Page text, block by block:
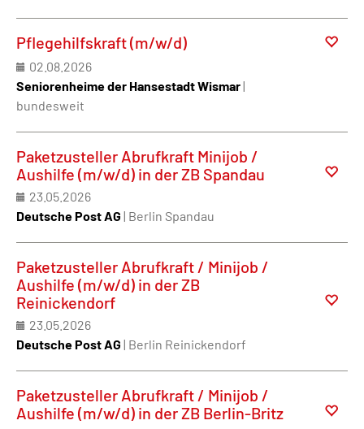
Pflegehilfskraft (m/w/d)
02.08.2026
Seniorenheime der Hansestadt Wismar|
bundesweit
Paketzusteller Abrufkraft Minijob /
Aushilfe (m/w/d) in der ZB Spandau
23.05.2026
Deutsche Post AG | Berlin Spandau
Paketzusteller Abrufkraft / Minijob /
Aushilfe (m/w/d) in der ZB
Reinickendorf
23.05.2026
Deutsche Post AG | Berlin Reinickendorf
Paketzusteller Abrufkraft / Minijob /
Aushilfe (m/w/d) in der ZB Berlin-Britz